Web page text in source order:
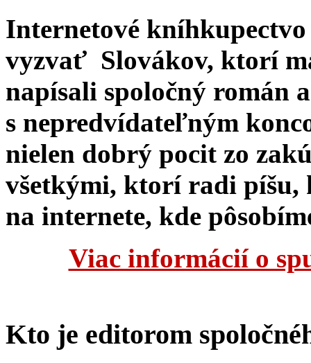
Internetové
vyzvať Slovákov, ktorí
napísali spoločný román
s nepredvídateľným
nielen dobrý pocit zo
všetkými, ktorí radi
na internete, kde
Viac informácií o
Kto je editorom